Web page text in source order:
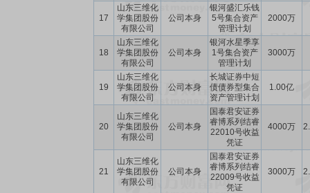
17
山东三维化
学集团股份
有限公司
公司本身
银河盛汇乐钱
5号集合资产
管理计划
2000万
18
山东三维化
学集团股份
有限公司
公司本身
银河水星季享
1号集合资产
管理计划
3000万
19
山东三维化
学集团股份
有限公司
公司本身
长城证券中短
债债券型集合
资产管理计划
1.00亿
20
山东三维化
学集团股份
有限公司
公司本身
国泰君安证券
睿博系列结睿
22010号收益
凭证
4000万
21
山东三维化
学集团股份
有限公司
公司本身
国泰君安证券
睿博系列结睿
22009号收益
凭证
3000万